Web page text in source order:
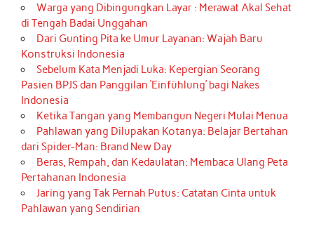
Warga yang Dibingungkan Layar : Merawat Akal Sehat
di Tengah Badai Unggahan
Dari Gunting Pita ke Umur Layanan: Wajah Baru
Konstruksi Indonesia
Sebelum Kata Menjadi Luka: Kepergian Seorang
Pasien BPJS dan Panggilan ‘Einfühlung’ bagi Nakes
Indonesia
Ketika Tangan yang Membangun Negeri Mulai Menua
Pahlawan yang Dilupakan Kotanya: Belajar Bertahan
dari Spider-Man: Brand New Day
Beras, Rempah, dan Kedaulatan: Membaca Ulang Peta
Pertahanan Indonesia
Jaring yang Tak Pernah Putus: Catatan Cinta untuk
Pahlawan yang Sendirian